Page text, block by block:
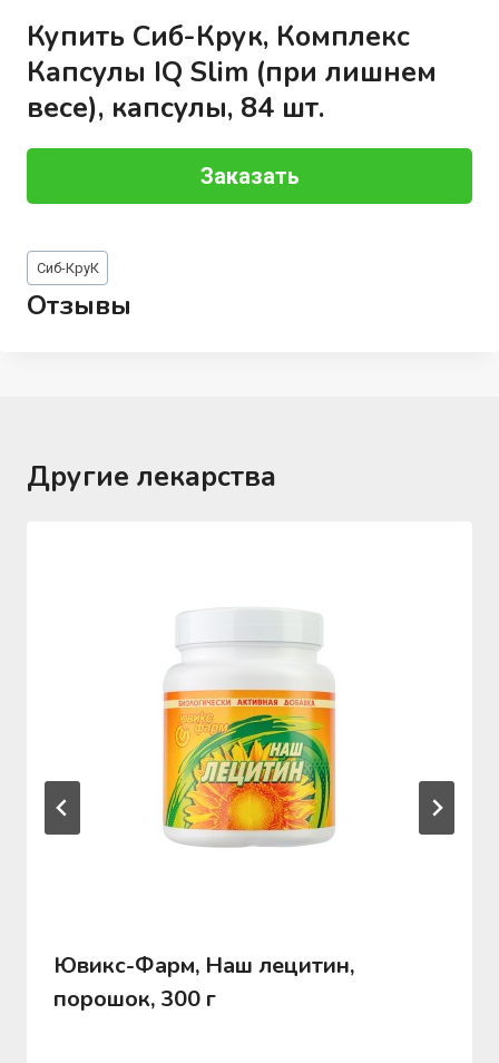
Купить Сиб-Крук, Комплекс
Капсулы IQ Slim (при лишнем
весе), капсулы, 84 шт.
Заказать
Метки
записи:
Сиб-КруК
Отзывы
Другие лекарства
Ювикс-Фарм, Наш лецитин,
порошок, 300 г